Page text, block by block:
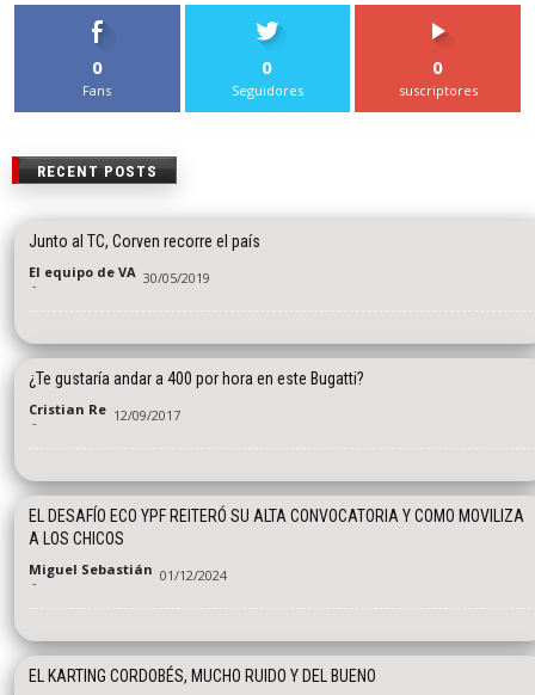
0
Fans
0
Seguidores
0
suscriptores
RECENT POSTS
Junto al TC, Corven recorre el país
El equipo de VA
- 30/05/2019
¿Te gustaría andar a 400 por hora en este Bugatti?
Cristian Re
- 12/09/2017
EL DESAFÍO ECO YPF REITERÓ SU ALTA CONVOCATORIA Y COMO MOVILIZA
A LOS CHICOS
Miguel Sebastián
- 01/12/2024
EL KARTING CORDOBÉS, MUCHO RUIDO Y DEL BUENO